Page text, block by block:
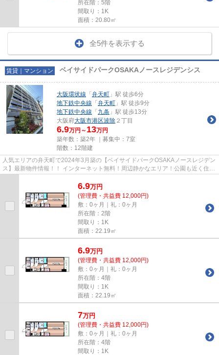
所在階：5階
間取り：1K
面積：20.80㎡
全5件を表示する
賃貸｜マンション ベイサイドパークOSAKAノースレジデンシス
大阪環状線 「 弁天町 」駅 徒歩6分
地下鉄中央線 「 弁天町 」駅 徒歩9分
地下鉄中央線 「 九条 」駅 徒歩13分
大阪府大阪市港区波除 ２丁目
6.9万円～ 13万円
築年数：築2年 ｜募集中： 7室
階数：12階建
人気エリアの弁天町で2024年3月築の【ベイサイドパークOSAKAノースレジデン
ス】最新物件情報！！ インターネット無料！周辺静かなエリア！公園も近く住環
6.9万円
(管理費・共益費 12,000円)
敷：0ヶ月｜礼：0ヶ月
所在階：2階
間取り：1K
面積：22.19㎡
6.9万円
(管理費・共益費 12,000円)
敷：0ヶ月｜礼：0ヶ月
所在階：4階
間取り：1K
面積：22.19㎡
7万円
(管理費・共益費 12,000円)
敷：0ヶ月｜礼：0ヶ月
所在階：4階
間取り：1K